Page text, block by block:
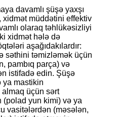
davamlı şüşə yaxşı
xidmət müddətini effektiv
olaraq təhlükəsizliyi
xidmət hələ də
aşağıdakılardır:
səthini təmizləmək üçün
pambıq parça) və
istifadə edin. Şüşə
ya mastikin
almaq üçün sərt
yun kimi) və ya
vasitələrdən (məsələn,